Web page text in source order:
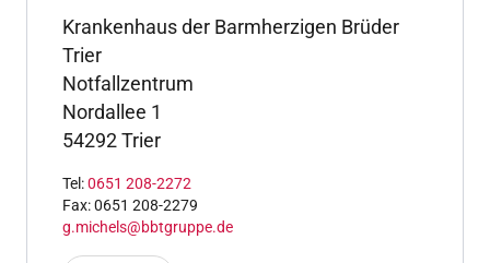
Krankenhaus der Barmherzigen Brüder
Trier
Notfallzentrum
Nordallee 1
54292 Trier
Tel:0651 208-2272
Fax: 0651 208-2279
g.michels@bbtgruppe.de